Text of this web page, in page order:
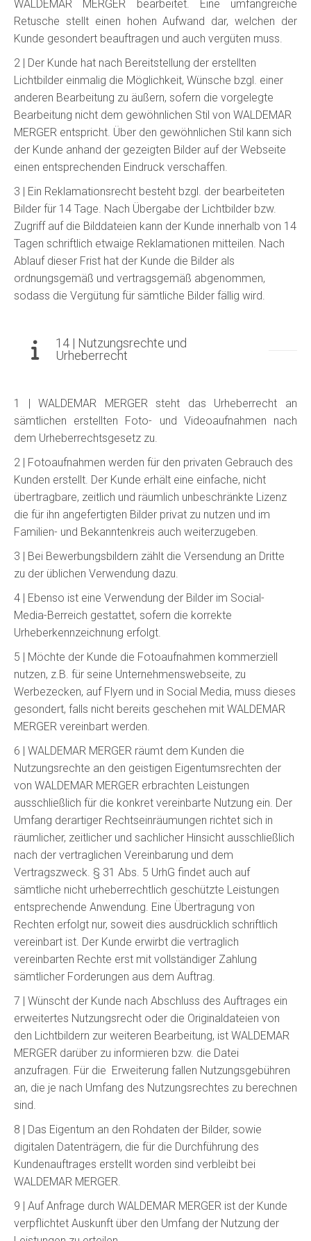
WALDEMAR MERGER bearbeitet. Eine umfangreiche
Retusche stellt einen hohen Aufwand dar, welchen der
Kunde gesondert beauftragen und auch vergüten muss.
2 | Der Kunde hat nach Bereitstellung der erstellten
Lichtbilder einmalig die Möglichkeit, Wünsche bzgl. einer
anderen Bearbeitung zu äußern, sofern die vorgelegte
Bearbeitung nicht dem gewöhnlichen Stil von WALDEMAR
MERGER entspricht. Über den gewöhnlichen Stil kann sich
der Kunde anhand der gezeigten Bilder auf der Webseite
einen entsprechenden Eindruck verschaffen.
3 | Ein Reklamationsrecht besteht bzgl. der bearbeiteten
Bilder für 14 Tage. Nach Übergabe der Lichtbilder bzw.
Zugriff auf die Bilddateien kann der Kunde innerhalb von 14
Tagen schriftlich etwaige Reklamationen mitteilen. Nach
Ablauf dieser Frist hat der Kunde die Bilder als
ordnungsgemäß und vertragsgemäß abgenommen,
sodass die Vergütung für sämtliche Bilder fällig wird.
14 | Nutzungsrechte und
Urheberrecht
1 | WALDEMAR MERGER steht das Urheberrecht an
sämtlichen erstellten Foto- und Videoaufnahmen nach
dem Urheberrechtsgesetz zu.
2 | Fotoaufnahmen werden für den privaten Gebrauch des
Kunden erstellt. Der Kunde erhält eine einfache, nicht
übertragbare, zeitlich und räumlich unbeschränkte Lizenz
die für ihn angefertigten Bilder privat zu nutzen und im
Familien- und Bekanntenkreis auch weiterzugeben.
3 | Bei Bewerbungsbildern zählt die Versendung an Dritte
zu der üblichen Verwendung dazu.
4 | Ebenso ist eine Verwendung der Bilder im Social-
Media-Berreich gestattet, sofern die korrekte
Urheberkennzeichnung erfolgt.
5 | Möchte der Kunde die Fotoaufnahmen kommerziell
nutzen, z.B. für seine Unternehmenswebseite, zu
Werbezecken, auf Flyern und in Social Media, muss dieses
gesondert, falls nicht bereits geschehen mit WALDEMAR
MERGER vereinbart werden.
6 | WALDEMAR MERGER räumt dem Kunden die
Nutzungsrechte an den geistigen Eigentumsrechten der
von WALDEMAR MERGER erbrachten Leistungen
ausschließlich für die konkret vereinbarte Nutzung ein. Der
Umfang derartiger Rechtseinräumungen richtet sich in
räumlicher, zeitlicher und sachlicher Hinsicht ausschließlich
nach der vertraglichen Vereinbarung und dem
Vertragszweck. § 31 Abs. 5 UrhG findet auch auf
sämtliche nicht urheberrechtlich geschützte Leistungen
entsprechende Anwendung. Eine Übertragung von
Rechten erfolgt nur, soweit dies ausdrücklich schriftlich
vereinbart ist. Der Kunde erwirbt die vertraglich
vereinbarten Rechte erst mit vollständiger Zahlung
sämtlicher Forderungen aus dem Auftrag.
7 | Wünscht der Kunde nach Abschluss des Auftrages ein
erweitertes Nutzungsrecht oder die Originaldateien von
den Lichtbildern zur weiteren Bearbeitung, ist WALDEMAR
MERGER darüber zu informieren bzw. die Datei
anzufragen. Für die Erweiterung fallen Nutzungsgebühren
an, die je nach Umfang des Nutzungsrechtes zu berechnen
sind.
8 | Das Eigentum an den Rohdaten der Bilder, sowie
digitalen Datenträgern, die für die Durchführung des
Kundenauftrages erstellt worden sind verbleibt bei
WALDEMAR MERGER.
9 | Auf Anfrage durch WALDEMAR MERGER ist der Kunde
verpflichtet Auskunft über den Umfang der Nutzung der